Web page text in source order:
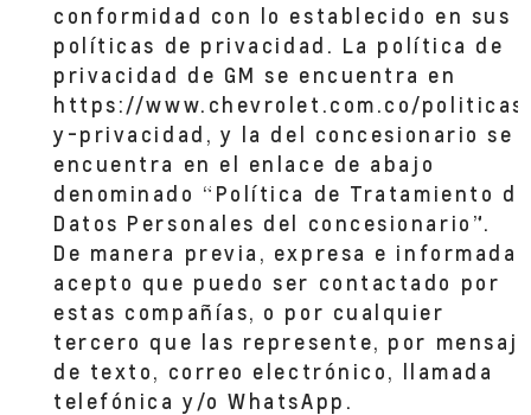
conformidad con lo establecido en sus
políticas de privacidad. La política de
privacidad de GM se encuentra en
https://www.chevrolet.com.co/
y-privacidad, y la del concesionario se
encuentra en el enlace de abajo
denominado “Política de Tratamiento de
Datos Personales del concesionario”.
De manera previa, expresa e informada,
acepto que puedo ser contactado por
estas compañías, o por cualquier
tercero que las represente, por
de texto, correo electrónico, llamada
telefónica y/o WhatsApp.